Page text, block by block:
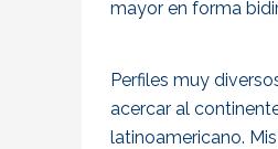
mayor en forma
Perfiles muy
acercar al
latinoamericano.